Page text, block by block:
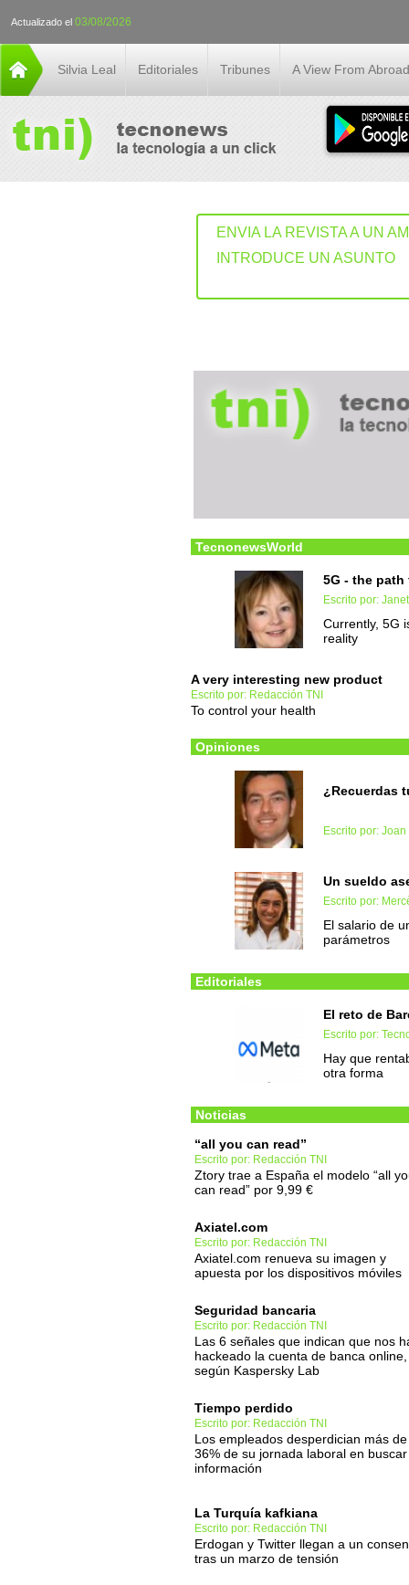
Actualizado el 03/08/2026
Silvia Leal Editoriales Tribunes A View From Abroad
ENVIA LA REVISTA A UN
INTRODUCE UN ASUNTO
TecnonewsWorld
5G - the
Escrito por:
Currently, 5G
reality
A very interesting new product
Escrito por: Redacción TNI
To control your health
Opiniones
¿Recuerdas
Escrito por:
Un sueldo
Escrito por:
El salario de
parámetros
Editoriales
El reto de
Escrito por:
Hay que
otra forma
Noticias
“all you can read”
Escrito por: Redacción TNI
Ztory trae a España el modelo “all
can read” por 9,99 €
Axiatel.com
Escrito por: Redacción TNI
Axiatel.com renueva su imagen y
apuesta por los dispositivos móviles
Seguridad bancaria
Escrito por: Redacción TNI
Las 6 señales que indican que nos
hackeado la cuenta de banca online,
según Kaspersky Lab
Tiempo perdido
Escrito por: Redacción TNI
Los empleados desperdician más
36% de su jornada laboral en buscar
información
La Turquía kafkiana
Escrito por: Redacción TNI
Erdogan y Twitter llegan a un
tras un marzo de tensión